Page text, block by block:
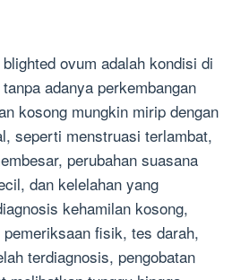
ovum adalah kondisi di
adanya perkembangan
kosong mungkin mirip dengan
seperti menstruasi terlambat,
perubahan suasana
dan kelelahan yang
kehamilan kosong,
fisik, tes darah,
terdiagnosis, pengobatan